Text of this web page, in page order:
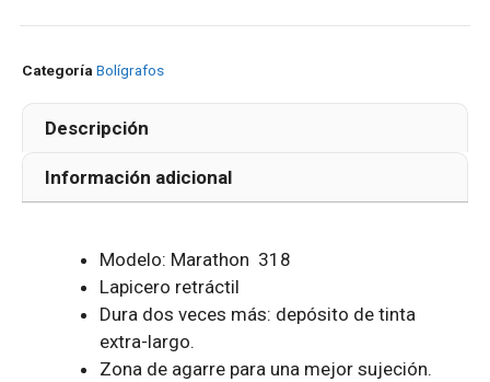
Categoría Bolígrafos
Descripción
Información adicional
Modelo: Marathon 318
Lapicero retráctil
Dura dos veces más: depósito de tinta
extra-largo.
Zona de agarre para una mejor sujeción.